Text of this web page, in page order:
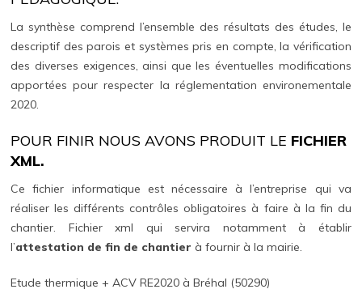
La synthèse comprend l’ensemble des résultats des études, le
descriptif des parois et systèmes pris en compte, la vérification
des diverses exigences, ainsi que les éventuelles modifications
apportées pour respecter la réglementation environementale
2020.
POUR FINIR NOUS AVONS PRODUIT LE FICHIER
XML.
Ce fichier informatique est nécessaire à l’entreprise qui va
réaliser les différents contrôles obligatoires à faire à la fin du
chantier. Fichier xml qui servira notamment à établir
l’attestation de fin de chantier à fournir à la mairie.
Etude thermique + ACV RE2020 à Bréhal (50290)